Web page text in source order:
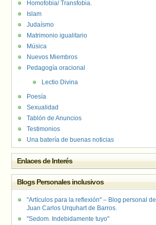
Homofobia/ Transfobia.
Islam
Judaísmo
Matrimonio igualitario
Música
Nuevos Miembros
Pedagogía oracional
Lectio Divina
Poesía
Sexualidad
Tablón de Anuncios
Testimonios
Una batería de buenas noticias
Enlaces de Interés
Blogs Personales inclusivos
"Artículos para la reflexión" – Blog personal de
Juan Carlos Urquhart de Barros.
"Sedom. Indebidamente tuyo"